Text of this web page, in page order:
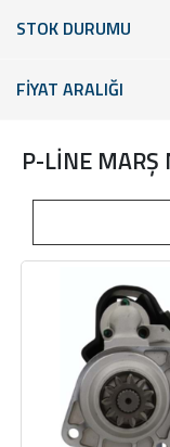
STOK DURUMU
FİYAT ARALIĞI
P-LİNE MARŞ